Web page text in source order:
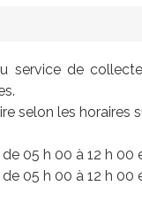
service de
selon les horaires
05 h 00 à 12 h
de 05 h 00 à 12 h